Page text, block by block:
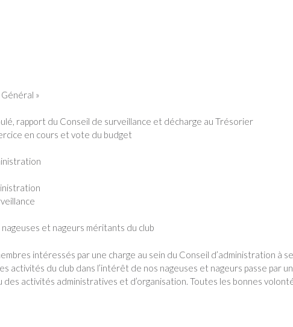
»
rapport du Conseil de surveillance et décharge au Trésorier
en cours et vote du budget
et nageurs méritants du club
intéressés par une charge au sein du Conseil d’administration à se
activités du club dans l’intérêt de nos nageuses et nageurs passe par un
des activités administratives et d’organisation. Toutes les bonnes